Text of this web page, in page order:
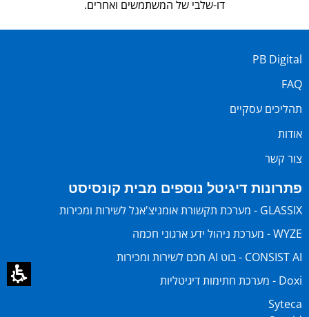
דו-שלבי של המשתמשים ואחרים.
PB Digital
FAQ
תהליכים עסקיים
אודות
צור קשר
פתרונות דיגיטל נוספים מבית קונסיסט
GLASSIX - מערכת תקשורת אומניצ'אנל לשירות ומכירות
WYZE - מערכת ניהול ידע ארגוני חכמה
CONSIST AI - בוט AI חכם לשירות ומכירות
Doxi - מערכת חתימות דיגיטליות
Syteca